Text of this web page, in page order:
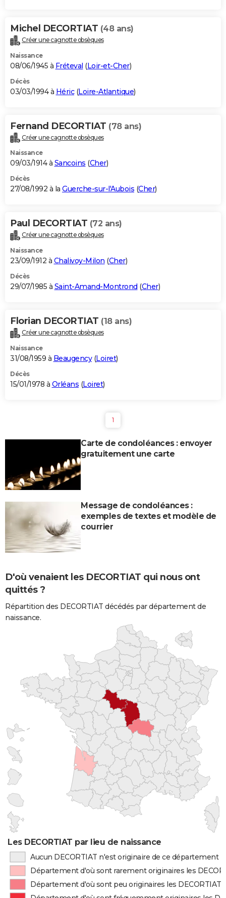
Michel DECORTIAT (48 ans)
Créer une cagnotte obsèques
Naissance
08/06/1945 à Fréteval (Loir-et-Cher)
Décès
03/03/1994 à Héric(Loire-Atlantique)
Fernand DECORTIAT (78 ans)
Créer une cagnotte obsèques
Naissance
09/03/1914 à Sancoins (Cher)
Décès
27/08/1992 à la Guerche-sur-l'Aubois (Cher)
Paul DECORTIAT (72 ans)
Créer une cagnotte obsèques
Naissance
23/09/1912 à Chalivoy-Milon (Cher)
Décès
29/07/1985 à Saint-Amand-Montrond (Cher)
Florian DECORTIAT (18 ans)
Créer une cagnotte obsèques
Naissance
31/08/1959 à Beaugency(Loiret)
Décès
15/01/1978 à Orléans (Loiret)
1
Carte de condoléances : envoyer
gratuitement une carte
Message de condoléances :
exemples de textes et modèle de
courrier
D'où venaient les DECORTIAT qui nous ont
quittés ?
Répartition des DECORTIAT décédés par département de
naissance.
Les DECORTIAT par lieu de naissance
Aucun DECORTIAT n'est originaire de ce département
Département d'où sont rarement originaires les
Département d'où sont peu originaires les DECORTIAT